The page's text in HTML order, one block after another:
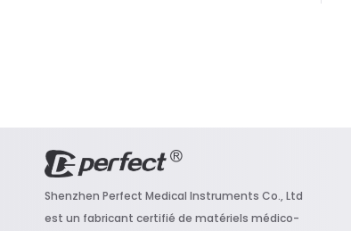
Shenzhen Perfect Medical Instruments Co., Ltd
est un fabricant certifié de matériels médico-